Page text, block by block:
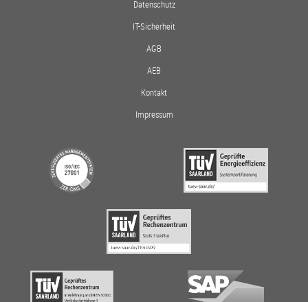
Datenschutz
IT-Sicherheit
AGB
AEB
Kontakt
Impressum